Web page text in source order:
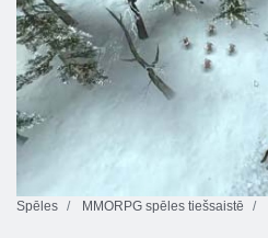
Spēles MMORPG spēles tiešsaistē